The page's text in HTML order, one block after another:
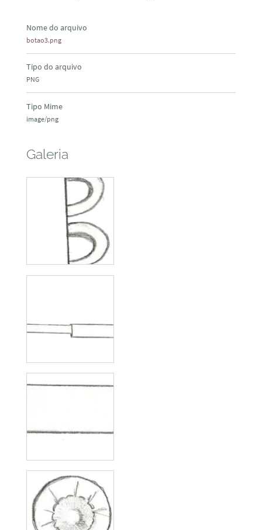
Nome do arquivo
botao3.png
Tipo do arquivo
PNG
Tipo Mime
image/png
Galeria